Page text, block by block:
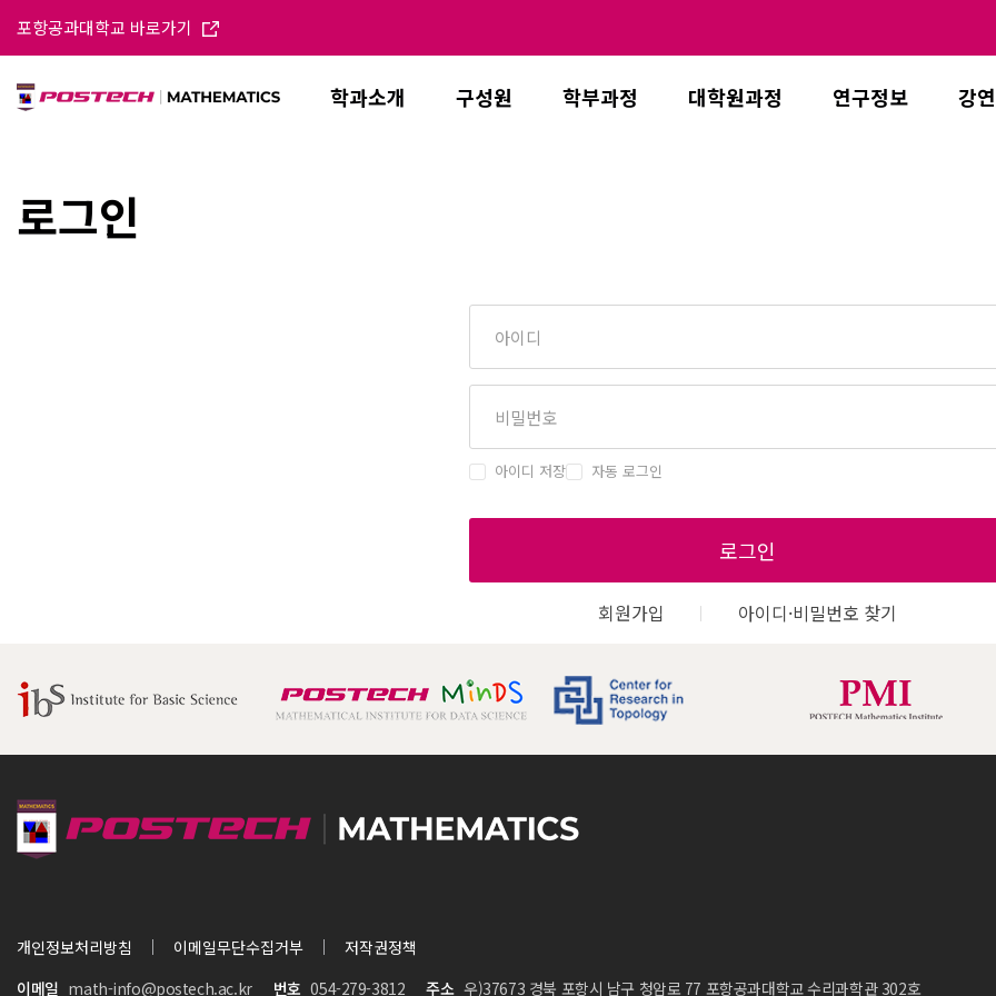
포항공과대학교 바로가기
학과소개 구성원 학부과정 대학원과정 연구정보 강
로그인
아이디 저장 자동 로그인
로그인
회원가입 아이디·비밀번호 찾기
개인정보처리방침 이메일무단수집거부
저작권정책
이메일 math-info@postech.ac.kr 번호 054-279-3812 주소 우)37673 경북 포항시 남구 청암로 77 포항공과대학교 수리과학관 302호